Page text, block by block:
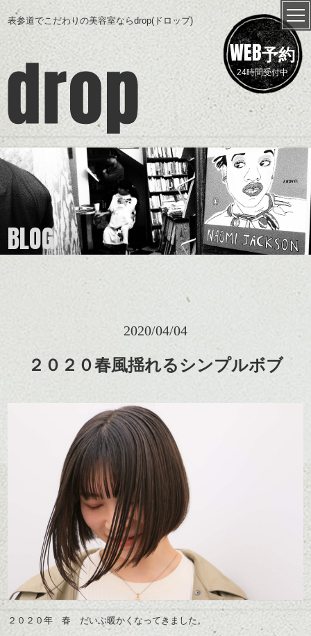
表参道でこだわりの美容室ならdrop(ドロップ)
WEB予約
24時間受付中
BLOG
2020/04/04
２０２０春風揺れるシンプルボブ
２０２０年 春 だいぶ暖かくなってきました。